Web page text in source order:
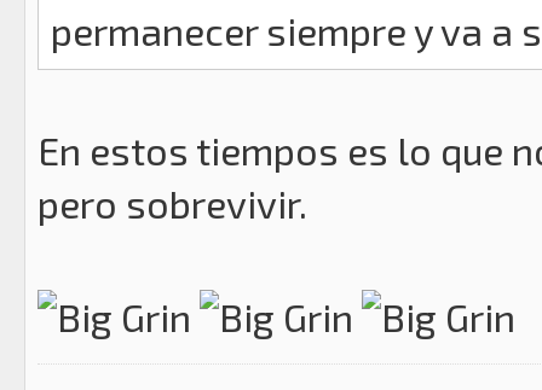
permanecer siempre y va a
En estos tiempos es lo que
pero sobrevivir.